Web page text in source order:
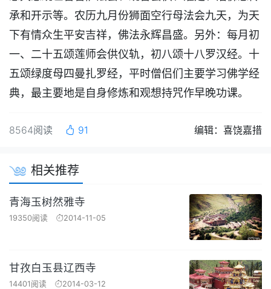
承和开示等。农历九月份狮面空行母法会九天，为天
下有情众生平安吉祥，佛法永辉昌盛。另外：每月初
一、二十五颂莲师会供仪轨，初八颂十八罗汉经。十
五颂绿度母四曼扎罗经，平时僧侣们主要学习佛学经
典，最主要地是自身修炼和观想持咒作早晚功课。
8564阅读 91 编辑：喜饶嘉措
相关推荐
青海玉树然雅寺
19350阅读 2014-11-05
甘孜白玉县辽西寺
14401阅读 2014-03-12